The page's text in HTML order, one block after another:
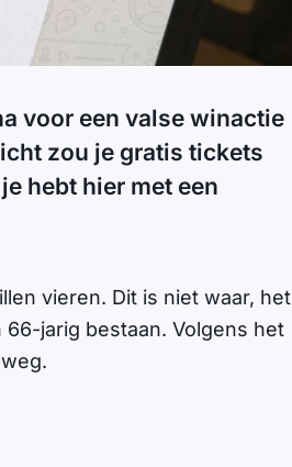
voor een valse winactie
zou je gratis tickets
hebt hier met een
vieren. Dit is niet waar, het
jarig bestaan. Volgens het